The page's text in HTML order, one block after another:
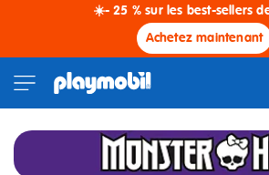
☀️- 25 % sur les best-sellers
Achetez maintenant